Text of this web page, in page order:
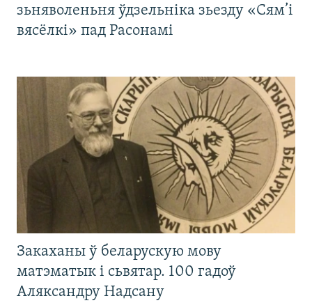
зьняволеньня ўдзельніка зьезду «Сям’і
вясёлкі» пад Расонамі
Закаханы ў беларускую мову
матэматык і сьвятар. 100 гадоў
Аляксандру Надсану